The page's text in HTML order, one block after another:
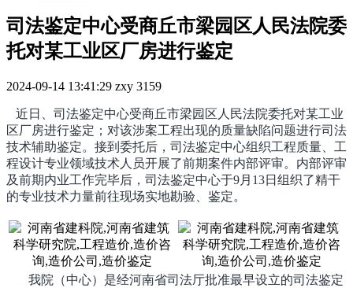
司法鉴定中心受商丘市梁园区人民法院委
托对某工业区厂房进行鉴定
2024-09-14 13:41:29 zxy 3159
近日、司法鉴定中心受商丘市梁园区人民法院委托对某工业
区厂房进行鉴定；对该涉案工程出现的质量缺陷问题进行司法
技术辅助鉴定。接到 委托后，司法鉴定中心组织工程质量、工
程设计专业领域技术人员开展了前期案件内部评审。内部评审
及前期内业工作完毕后，司法鉴定中心于9月13日组织了精干
的专业技术力量前往现场实地勘验、鉴定。
我院（中心）是经河南省司法厅批准最早设立的司法鉴定